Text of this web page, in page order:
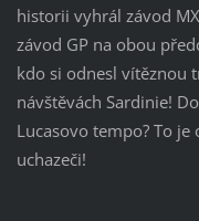
historii vyhrál závod
závod GP na obou
kdo si odnesl vítěznou
návštěvách Sardinie!
Lucasovo tempo? To
uchazeči!